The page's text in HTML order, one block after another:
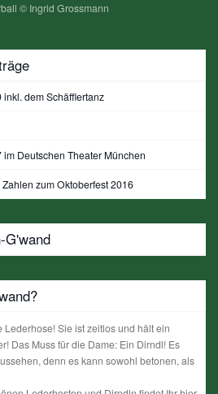
© Ingrid Grossmann
dem Schäfflertanz
Deutschen Theater München
zum Oktoberfest 2016
G'wand
Lederhose! Sie ist zeitlos und hält ein
Das Muss für die Dame: Ein Dirndl! Es
denn es kann sowohl betonen, als